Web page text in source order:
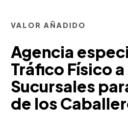
VALOR AÑADIDO
Agencia
Tráfico Físico a
Sucursales
de los